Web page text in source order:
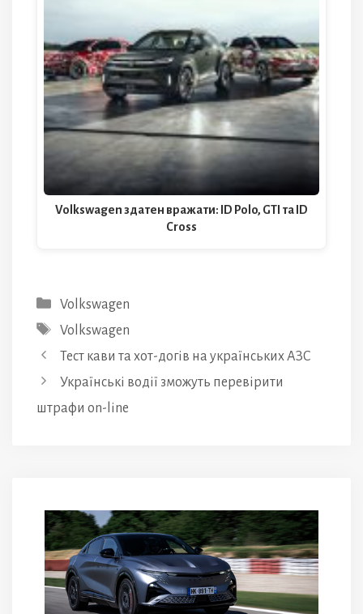
Volkswagen здатен вражати: ID Polo, GTI та ID
Cross
Категорії
Volkswagen
Позначки
Volkswagen
Тест кави та хот-догів на українських АЗС
Українські водії зможуть перевірити
штрафи on-line